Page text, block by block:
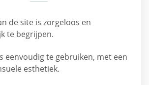
de site is zorgeloos en
te begrijpen.
eenvoudig te gebruiken, met een
esthetiek.